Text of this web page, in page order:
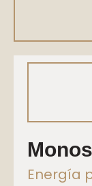
Monos
Energía